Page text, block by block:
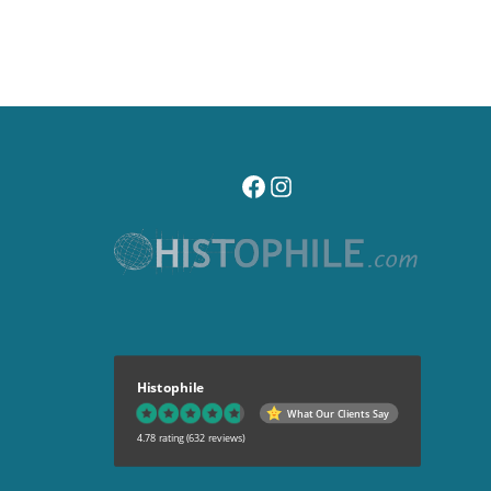
visitez notre page facebook
suivez notre compte
Histophile
What Our Clients Say
4.78 rating (632 reviews)